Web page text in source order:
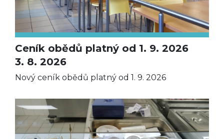
Ceník obědů platný od 1. 9. 2026
3. 8. 2026
Nový ceník obědů platný od 1. 9. 2026